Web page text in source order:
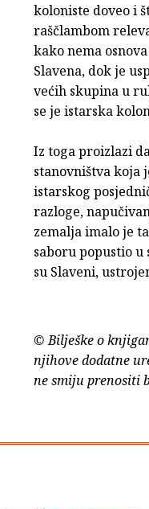
koloniste doveo i
raščlambom
kako nema
Slavena, dok je
većih skupina u
se je istarska
Iz toga proizlazi
stanovništva koja
istarskog
razloge,
zemalja imalo je
saboru popustio
su Slaveni,
© Bilješke o
njihove dodatne
ne smiju prenositi